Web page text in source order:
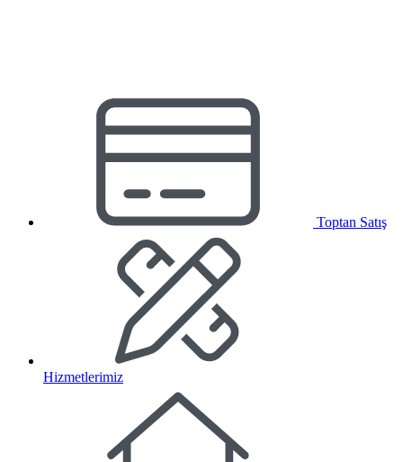
Toptan Satış
Hizmetlerimiz